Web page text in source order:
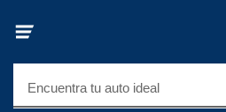
Encuentra tu auto ideal